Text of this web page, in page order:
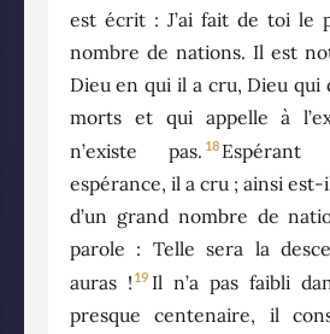
est écrit : J’ai fait de toi le
nombre de nations. Il est
Dieu en qui il a cru, Dieu qui
morts et qui appelle à
n’existe pas. 18
espérance, il a cru ; ainsi
d’un grand nombre de
parole : Telle sera la
auras ! 19 Il n’a pas faibli
presque centenaire, il